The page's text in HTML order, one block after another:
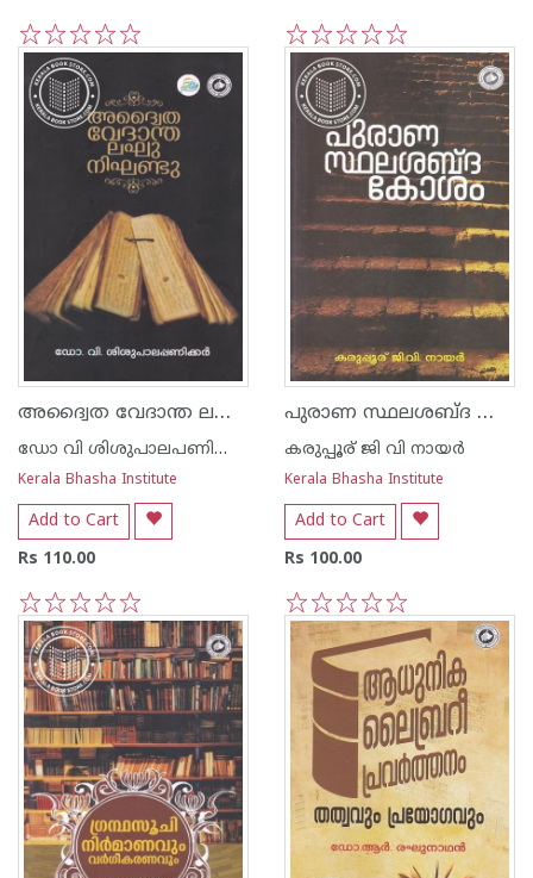
5
4
3
2
1 5
4
3
2
1
അദ്വൈത വേദാന്ത ലഘു നിഘണ്ടു
ഡോ വി ശിശുപാലപണിക്കര്‍
Kerala Bhasha Institute
Add to Cart
Rs 110.00
5
4
3
2
1
പുരാണ സ്ഥലശബ്ദ കോശം
കരുപ്പൂര് ജി വി നായര്‍
Kerala Bhasha Institute
Add to Cart
Rs 100.00
5
4
3
2
1